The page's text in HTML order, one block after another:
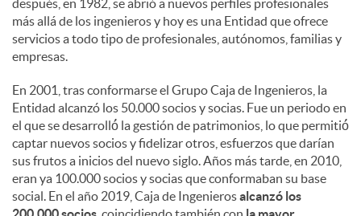
después, en 1982, se abrió a nuevos perfiles profesionales
más allá de los ingenieros y hoy es una Entidad que ofrece
servicios a todo tipo de profesionales, autónomos, familias y
empresas.
En 2001, tras conformarse el Grupo Caja de Ingenieros, la
Entidad alcanzó los 50.000 socios y socias. Fue un periodo en
el que se desarrolló́ la gestión de patrimonios, lo que permitió́
captar nuevos socios y fidelizar otros, esfuerzos que darían
sus frutos a inicios del nuevo siglo. Años más tarde, en 2010,
eran ya 100.000 socios y socias que conformaban su base
social. En el año 2019, Caja de Ingenierosalcanzó los